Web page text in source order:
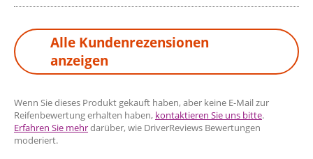
Alle Kundenrezensionen
anzeigen
Wenn Sie dieses Produkt gekauft haben, aber keine E-Mail zur
Reifenbewertung erhalten haben, kontaktieren Sie uns bitte.
Erfahren Sie mehrdarüber, wie DriverReviews Bewertungen
moderiert.